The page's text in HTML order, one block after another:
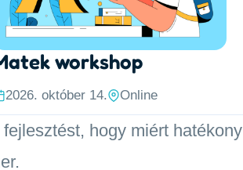
workshop
2026. október 14. Online
hogy miért hatékony